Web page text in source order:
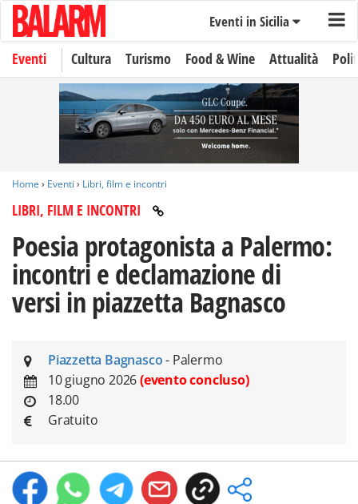
Eventi in Sicilia
Eventi Cultura Turismo Food & Wine Attualità
Home › Eventi › Libri, film e incontri
LIBRI, FILM E INCONTRI
Poesia protagonista a Palermo:
incontri e declamazione di
versi in piazzetta Bagnasco
Piazzetta Bagnasco- Palermo
10 giugno 2026(evento concluso)
18.00
Gratuito